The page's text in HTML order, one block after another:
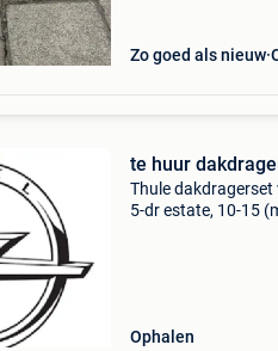
Zo goed als nieuw
te huur
Thule
5-dr estate, 10-15
Ophalen